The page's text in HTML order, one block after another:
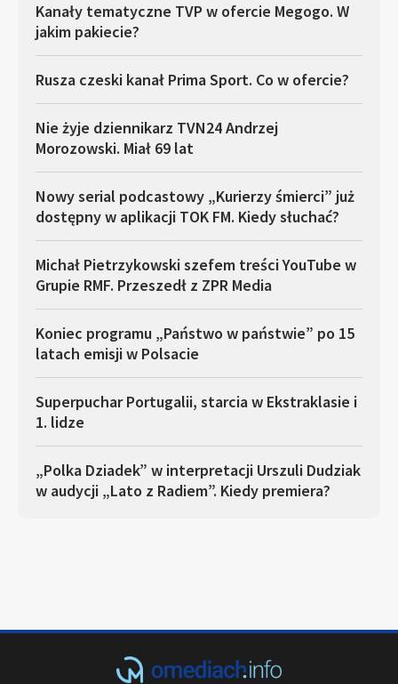
Kanały tematyczne TVP w ofercie Megogo. W
jakim pakiecie?
Rusza czeski kanał Prima Sport. Co w ofercie?
Nie żyje dziennikarz TVN24 Andrzej
Morozowski. Miał 69 lat
Nowy serial podcastowy „Kurierzy śmierci” już
dostępny w aplikacji TOK FM. Kiedy słuchać?
Michał Pietrzykowski szefem treści YouTube w
Grupie RMF. Przeszedł z ZPR Media
Koniec programu „Państwo w państwie” po 15
latach emisji w Polsacie
Superpuchar Portugalii, starcia w Ekstraklasie i
1. lidze
„Polka Dziadek” w interpretacji Urszuli Dudziak
w audycji „Lato z Radiem”. Kiedy premiera?